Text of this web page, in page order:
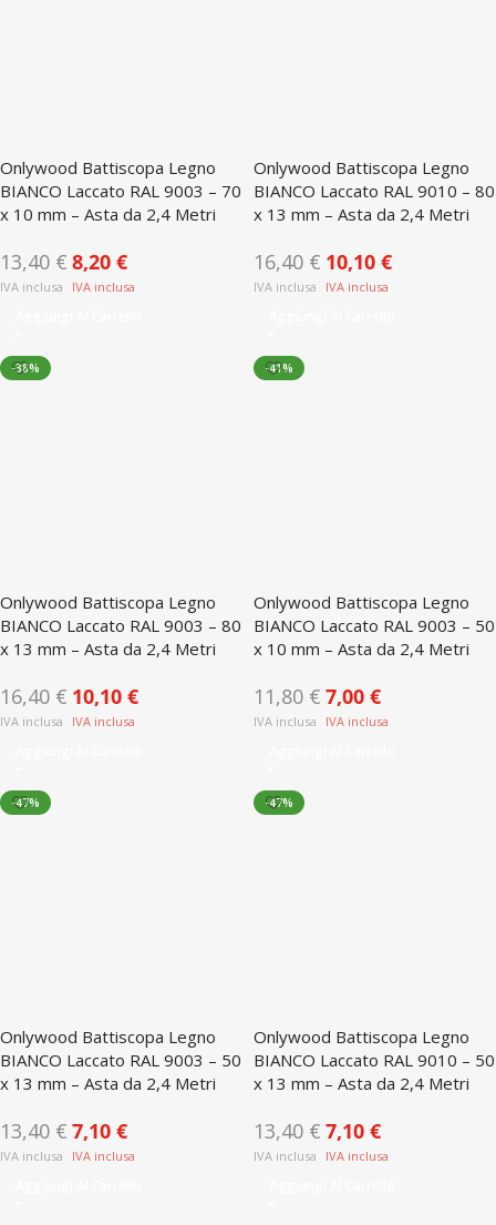
Onlywood Battiscopa Legno
BIANCO Laccato RAL 9003 – 70
x 10 mm – Asta da 2,4 Metri
13,40 € 8,20 €
Onlywood Battiscopa Legno
BIANCO Laccato RAL 9010 – 80
x 13 mm – Asta da 2,4 Metri
16,40 € 10,10 €
-38%
Onlywood Battiscopa Legno
BIANCO Laccato RAL 9003 – 80
x 13 mm – Asta da 2,4 Metri
16,40 € 10,10 €
-41%
Onlywood Battiscopa Legno
BIANCO Laccato RAL 9003 – 50
x 10 mm – Asta da 2,4 Metri
11,80 € 7,00 €
-47%
Onlywood Battiscopa Legno
BIANCO Laccato RAL 9003 – 50
x 13 mm – Asta da 2,4 Metri
13,40 € 7,10 €
-47%
Onlywood Battiscopa Legno
BIANCO Laccato RAL 9010 – 50
x 13 mm – Asta da 2,4 Metri
13,40 € 7,10 €